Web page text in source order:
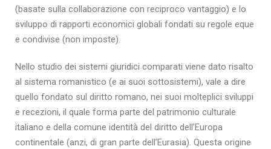
(basate sulla collaborazione con reciproco vantaggio) e lo
sviluppo di rapporti economici globali fondati su regole eque
e condivise (non imposte).
Nello studio dei sistemi giuridici comparati viene dato risalto
al sistema romanistico (e ai suoi sottosistemi), vale a dire
quello fondato sul diritto romano, nei suoi molteplici sviluppi
e recezioni, il quale forma parte del patrimonio culturale
italiano e della comune identità del diritto dell’Europa
continentale (anzi, di gran parte dell’Eurasia). Questa origine